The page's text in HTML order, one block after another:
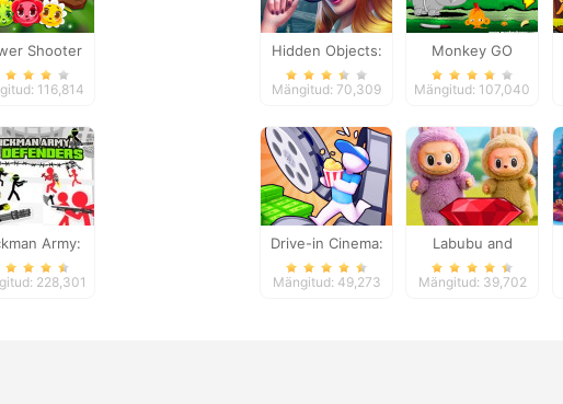
Shooter
116,814
Army:
Defenders
228,301
Hidden Objects:
Brain Teaser
Mängitud: 70,309
Monkey GO
Happy: Stage 3
Mängitud: 107,040
Drive-in Cinema:
Idle Game
Mängitud: 49,273
Labubu and
Treasures: Fun
Adventure
Mängitud: 39,702